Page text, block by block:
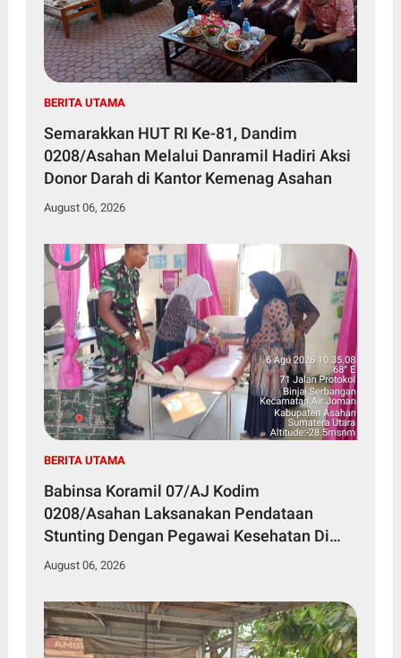
BERITA UTAMA
Semarakkan HUT RI Ke-81, Dandim
0208/Asahan Melalui Danramil Hadiri Aksi
Donor Darah di Kantor Kemenag Asahan
August 06, 2026
BERITA UTAMA
Babinsa Koramil 07/AJ Kodim
0208/Asahan Laksanakan Pendataan
Stunting Dengan Pegawai Kesehatan Di
Puskesmas
August 06, 2026